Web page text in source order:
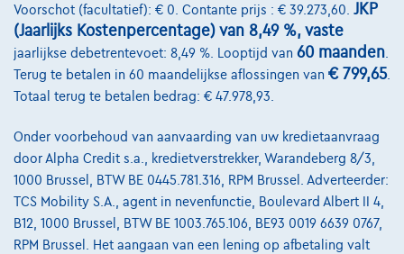
Voorschot (facultatief): € 0. Contante prijs : € 39.273,60. JKP
(Jaarlijks Kostenpercentage) van 8,49 %, vaste
jaarlijkse debetrentevoet: 8,49 %. Looptijd van 60 maanden.
Terug te betalen in 60 maandelijkse aflossingen van € 799,65.
Totaal terug te betalen bedrag: € 47.978,93.
Onder voorbehoud van aanvaarding van uw kredietaanvraag
door Alpha Credit s.a., kredietverstrekker, Warandeberg 8/3,
1000 Brussel, BTW BE 0445.781.316, RPM Brussel. Adverteerder:
TCS Mobility S.A., agent in nevenfunctie, Boulevard Albert II 4,
B12, 1000 Brussel, BTW BE 1003.765.106, BE93 0019 6639 0767,
RPM Brussel. Het aangaan van een lening op afbetaling valt
Word klant
Wie zijn we
Kwaliteitscharter
Onze dealers
Onze partners
Onze team
Contact